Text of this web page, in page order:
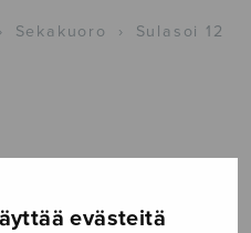
evästeitä
› Sekakuoro › Sulasoi 12